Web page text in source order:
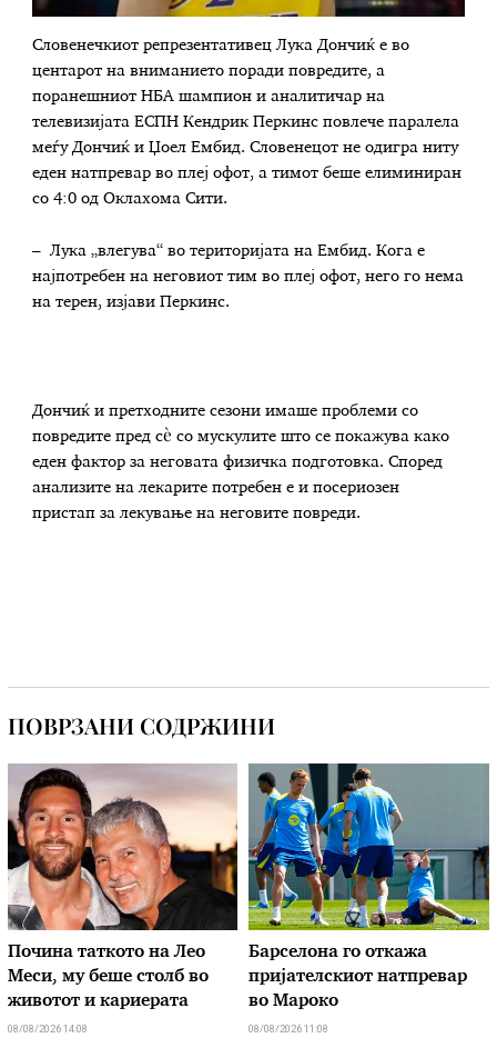
Словенечкиот репрезентативец Лука Дончиќ е во
центарот на вниманието поради повредите, а
поранешниот НБА шампион и аналитичар на
телевизијата ЕСПН Кендрик Перкинс повлече паралела
меѓу Дончиќ и Џоел Ембид. Словенецот не одигра ниту
еден натпревар во плеј офот, а тимот беше елиминиран
со 4:0 од Оклахома Сити.
– Лука „влегува“ во територијата на Ембид. Кога е
најпотребен на неговиот тим во плеј офот, него го нема
на терен, изјави Перкинс.
Дончиќ и претходните сезони имаше проблеми со
повредите пред сè со мускулите што се покажува како
еден фактор за неговата физичка подготовка. Според
анализите на лекарите потребен е и посериозен
пристап за лекување на неговите повреди.
ПОВРЗАНИ СОДРЖИНИ
Почина таткото на Лео
Меси, му беше столб во
животот и кариерата
08/08/2026 14:08
Барселона го откажа
пријателскиот натпревар
во Мароко
08/08/2026 11:08